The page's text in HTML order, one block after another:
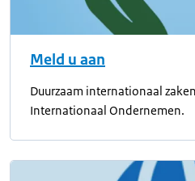
Meld u aan
Duurzaam internationaal
Internationaal Ondernemen.